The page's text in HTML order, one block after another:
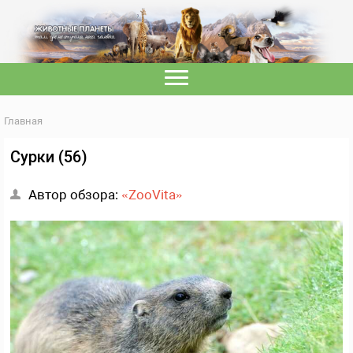
Главная
Сурки (56)
Автор обзора: «ZooVita»